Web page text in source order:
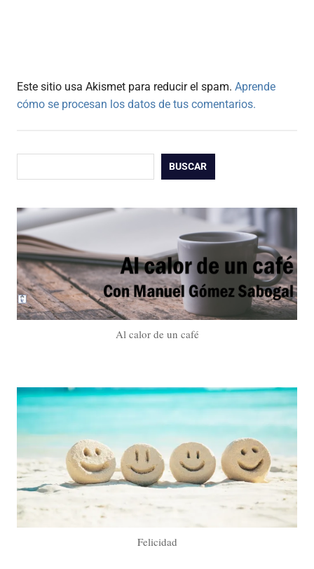
Este sitio usa Akismet para reducir el spam. Aprende
cómo se procesan los datos de tus comentarios.
BUSCAR
Al calor de un café
Felicidad